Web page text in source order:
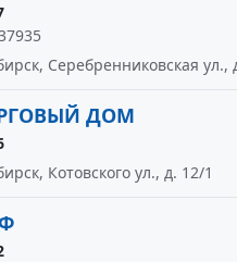
Серебренниковская ул.,
ДОМ
Котовского ул., д. 12/1